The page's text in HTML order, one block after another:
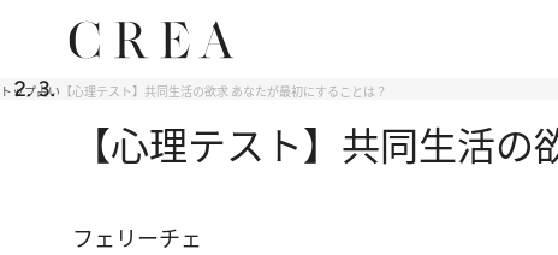
トップ占い 【心理テスト】共同生活の欲求 あなたが最初にすることは？
【心理テスト】共同生活
フェリーチェ